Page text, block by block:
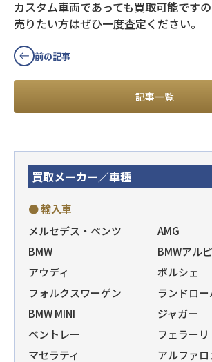
カスタム車両であっても買取可能です
売りたい方はぜひ一度査定ください。
前の記事
記事一覧
買取メーカー／車種
● 輸入車
メルセデス・ベンツ
AMG
BMW
BMWアル
アウディ
ポルシェ
フォルクスワーゲン
ランドロー
BMW MINI
ジャガー
ベントレー
フェラーリ
マセラティ
アルファロ